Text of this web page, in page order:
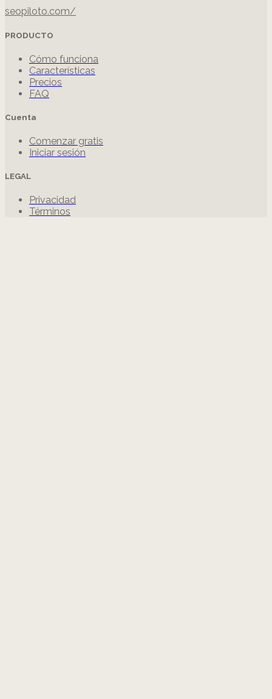
seopiloto.com/
PRODUCTO
Cómo funciona
Características
Precios
FAQ
Cuenta
Comenzar gratis
Iniciar sesión
LEGAL
Privacidad
Términos